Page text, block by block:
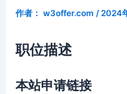
作者： w3offer.com /2024
职位描述
本站申请链接